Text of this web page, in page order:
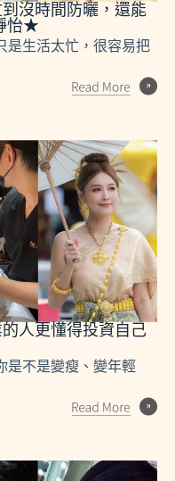
到沒時間防曬，還能
怡★
是生活太忙，很容易把
的人更懂得投資自己
是不是變瘦、變年輕